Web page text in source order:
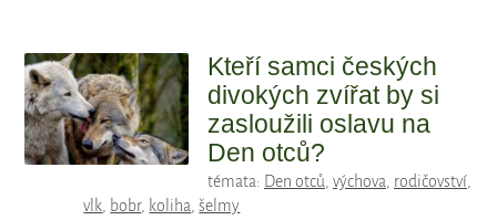
Kteří samci českých
divokých zvířat by si
zasloužili oslavu na
Den otců?
témata: Den otců, výchova, rodičovství,
vlk, bobr, koliha,šelmy